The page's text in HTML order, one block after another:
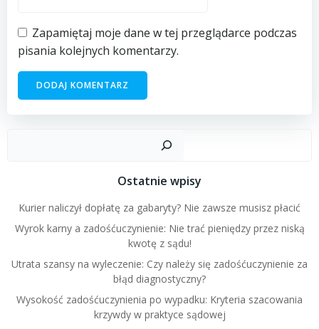
Zapamiętaj moje dane w tej przeglądarce podczas
pisania kolejnych komentarzy.
Ostatnie wpisy
Kurier naliczył dopłatę za gabaryty? Nie zawsze musisz płacić
Wyrok karny a zadośćuczynienie: Nie trać pieniędzy przez niską
kwotę z sądu!
Utrata szansy na wyleczenie: Czy należy się zadośćuczynienie za
błąd diagnostyczny?
Wysokość zadośćuczynienia po wypadku: Kryteria szacowania
krzywdy w praktyce sądowej